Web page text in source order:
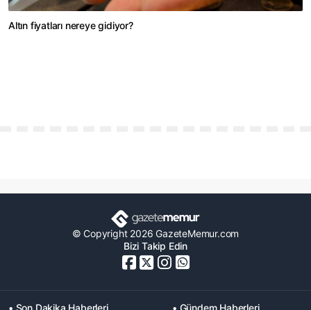
Altın fiyatları nereye gidiyor?
© Copyright 2026 GazeteMemur.com
Bizi Takip Edin
• Son Dakika Haberleri • Gündem Haberleri